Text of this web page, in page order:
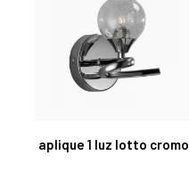
aplique 1 luz lotto cromo